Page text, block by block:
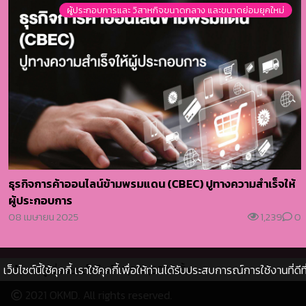
ผู้ประกอบการและ วิสาหกิจขนาดกลาง และขนาดย่อมยุคใหม่
ธุรกิจการค้าออนไลน์ข้ามพรมแดน (CBEC) ปูทางความสำเร็จให้
ผู้ประกอบการ
08 เมษายน 2025 1,239 0
เว็บไซต์นี้ใช้คุกกี้ เราใช้คุกกี้เพื่อให้ท่านได้รับประสบการณ์การใช้งานที่
จำนวนผู้เยี่ยมชมเว็บไซต์ : 5,030,602 ครั้ง